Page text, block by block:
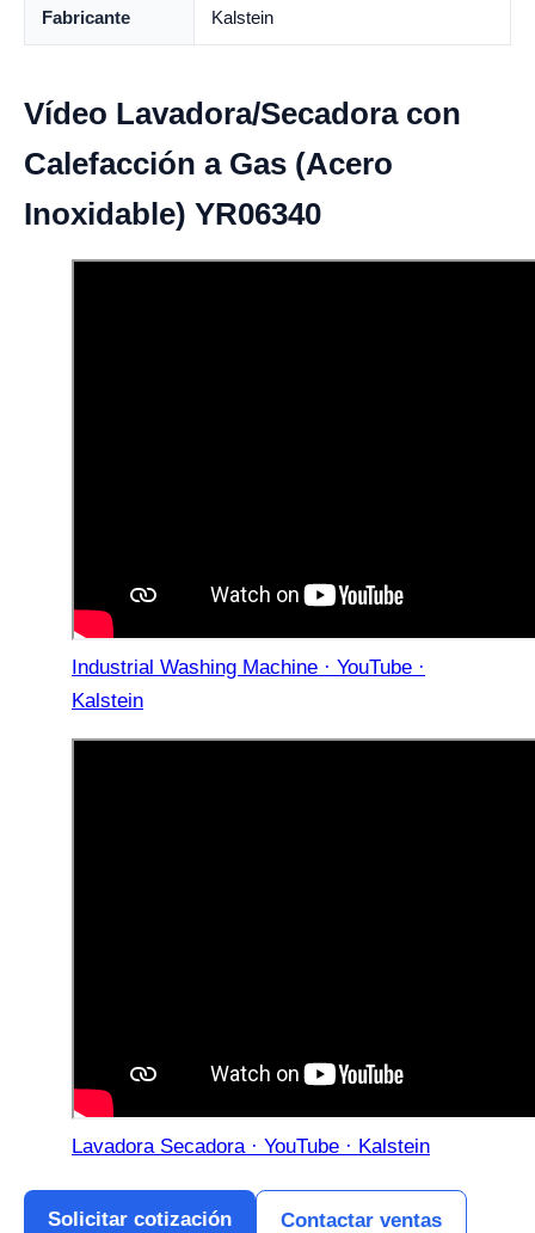
Fabricante Kalstein
Vídeo Lavadora/Secadora con
Calefacción a Gas (Acero
Inoxidable) YR06340
Industrial Washing Machine · YouTube ·
Kalstein
Lavadora Secadora · YouTube · Kalstein
Solicitar cotización Contactar ventas